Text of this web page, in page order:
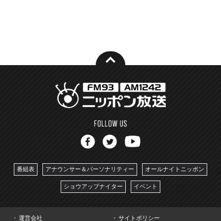
番組表 アナウンサー＆パーソナリティー オールナイトニッポン
ショウアップナイター イベント
運営会社 サイトポリシー